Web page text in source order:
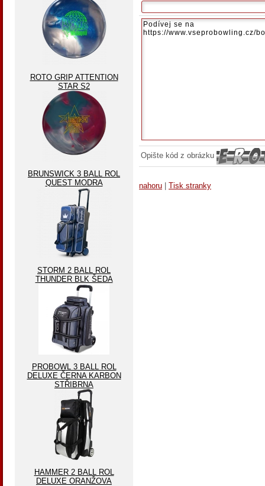
Opište kód z obrázku
nahoru Tisk stranky
ROTO GRIP ATTENTION
STAR S2
BRUNSWICK 3 BALL ROL
QUEST MODRA
STORM 2 BALL ROL
THUNDER BLK ŠEDA
PROBOWL 3 BALL ROL
DELUXE ČERNA KARBON
STŘIBRNA
HAMMER 2 BALL ROL
DELUXE ORANŽOVA